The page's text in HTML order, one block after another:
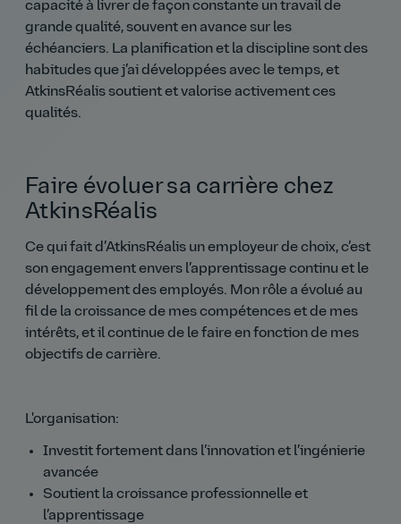
capacité à livrer de façon constante un travail de
grande qualité, souvent en avance sur les
échéanciers. La planification et la discipline sont des
habitudes que j’ai développées avec le temps, et
AtkinsRéalis soutient et valorise activement ces
qualités.
Faire évoluer sa carrière chez
AtkinsRéalis
Ce qui fait d’AtkinsRéalis un employeur de choix, c’est
son engagement envers l’apprentissage continu et le
développement des employés. Mon rôle a évolué au
fil de la croissance de mes compétences et de mes
intérêts, et il continue de le faire en fonction de mes
objectifs de carrière.
L'organisation:
Investit fortement dans l’innovation et l’ingénierie
avancée
Soutient la croissance professionnelle et
l’apprentissage